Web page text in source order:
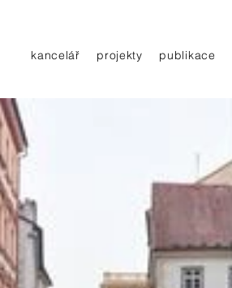
kancelář projekty publikace